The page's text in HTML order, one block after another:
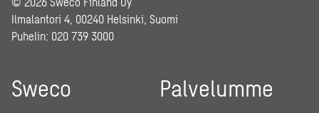
Ilmalantori 4, 00240 Helsinki, Suomi
Puhelin: 020 739 3000
Sweco Palvelumme